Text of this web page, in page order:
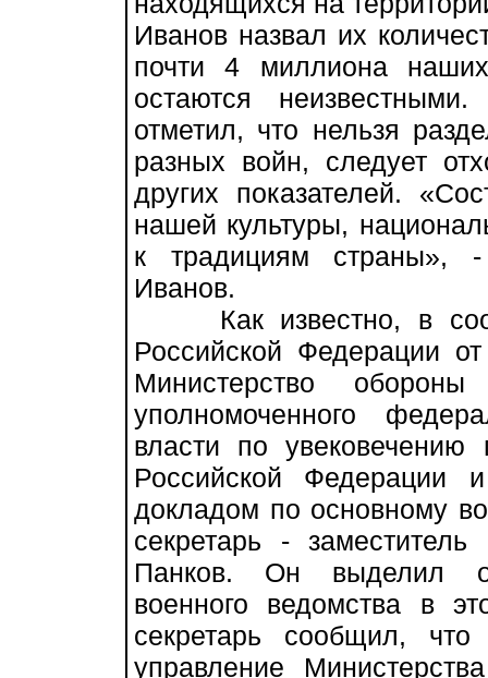
Иванов назвал их
почти 4 миллиона
остаются
отметил, что нельзя
разных войн, следует
других показателей.
нашей культуры,
к традициям страны»,
Иванов.
Как известно, в
Российской Федерации
Министерство
уполномоченного
власти по увековечению
Российской
докладом по основному
секретарь -
Панков. Он выделил
военного ведомства в
секретарь сообщил,
управление